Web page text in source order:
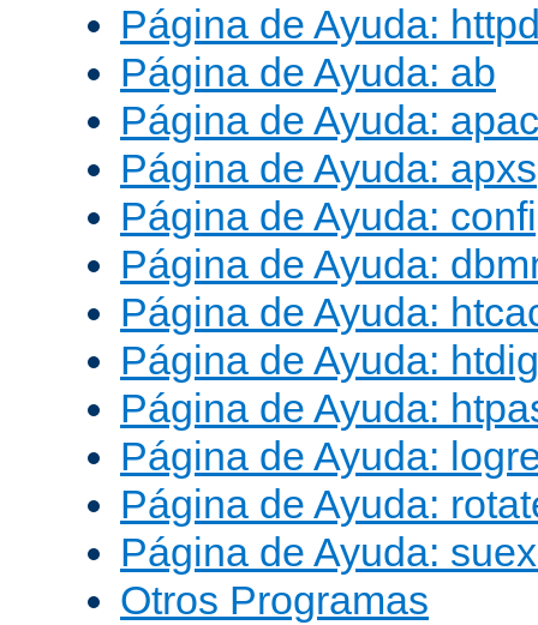
Página de Ayuda:
Página de Ayuda: ab
Página de Ayuda:
Página de Ayuda: apxs
Página de Ayuda:
Página de Ayuda:
Página de Ayuda:
Página de Ayuda:
Página de Ayuda:
Página de Ayuda:
Página de Ayuda:
Página de Ayuda:
Otros Programas